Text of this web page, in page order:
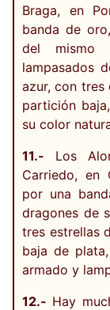
Braga, en
banda de
del mismo
lampasados
azur, con tres
partición
su color
11.- Los
Carriedo, en
por una
dragones de
tres estrellas
baja de
armado y
12.- Hay